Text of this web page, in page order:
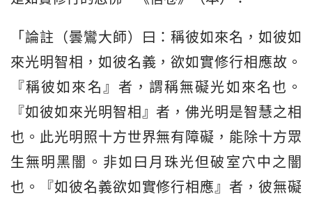
「論註（曇鸞大師）曰：稱彼如來名，如彼如
來光明智相，如彼名義，欲如實修行相應故。
『稱彼如來名』者，謂稱無礙光如來名也。
『如彼如來光明智相』者，佛光明是智慧之相
也。此光明照十方世界無有障礙，能除十方眾
生無明黑闇。非如曰月珠光但破室穴中之闇
也。『如彼名義欲如實修行相應』者，彼無礙